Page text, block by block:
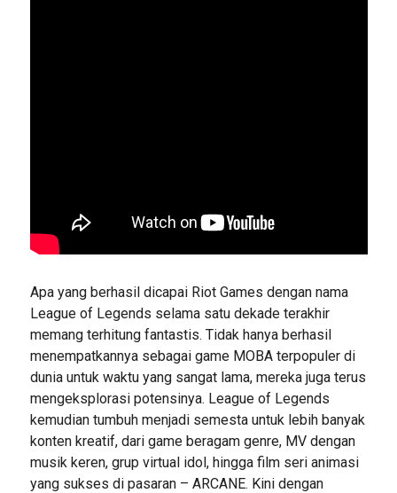
Apa yang berhasil dicapai Riot Games dengan nama
League of Legends selama satu dekade terakhir
memang terhitung fantastis. Tidak hanya berhasil
menempatkannya sebagai game MOBA terpopuler di
dunia untuk waktu yang sangat lama, mereka juga terus
mengeksplorasi potensinya. League of Legends
kemudian tumbuh menjadi semesta untuk lebih banyak
konten kreatif, dari game beragam genre, MV dengan
musik keren, grup virtual idol, hingga film seri animasi
yang sukses di pasaran – ARCANE. Kini dengan